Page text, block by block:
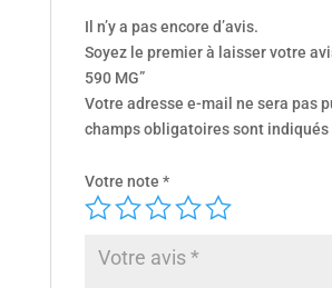
Il n’y a pas encore d’avis.
Soyez le premier à laisser votre
590 MG”
Votre adresse e-mail ne sera pas
champs obligatoires sont indiqués
Votre note *